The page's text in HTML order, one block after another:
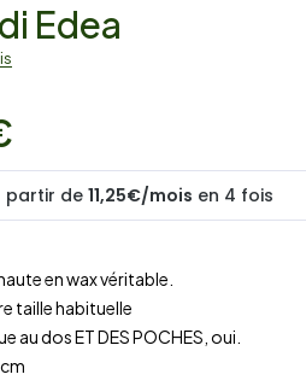
Edea
en wax véritable.
taille habituelle
au dos ET DES POCHES, oui.